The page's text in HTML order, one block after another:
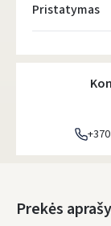
Pristatymas
Prekės